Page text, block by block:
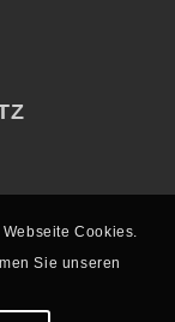
Cookies.
Sie unseren